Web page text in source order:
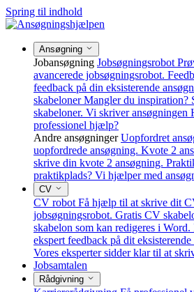
Spring til indhold
Ansøgning
Jobansøgning Jobsøgningsrobot
avancerede jobsøgningsrobot.
feedback på din eksisterende
skabeloner Mangler du inspiration?
skabeloner. Vi skriver ansøgningen
professionel hjælp?
Andre ansøgninger Uopfordret
uopfordrede ansøgning. Kvote 2
skrive din kvote 2 ansøgning.
praktikplads? Vi hjælper med
CV
CV robot Få hjælp til at skrive dit
jobsøgningsrobot. Gratis CV
skabelon som kan redigeres i Word.
ekspert feedback på dit eksisterende
Vores eksperter sidder klar til at
Jobsamtalen
Rådgivning